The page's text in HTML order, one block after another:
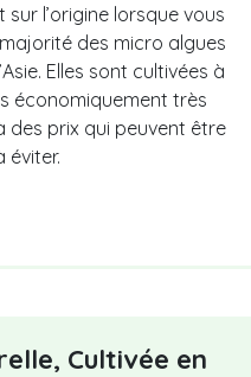
l’origine lorsque vous
des micro algues
Elles sont cultivées à
économiquement très
des prix qui peuvent être
éviter.
Cultivée en